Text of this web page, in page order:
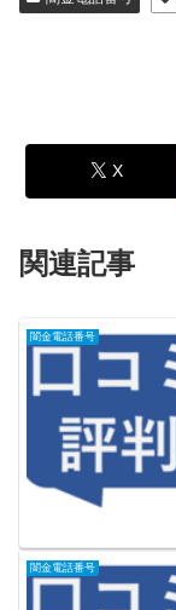
X
関連記事
闇金電話番号
闇金電話番号